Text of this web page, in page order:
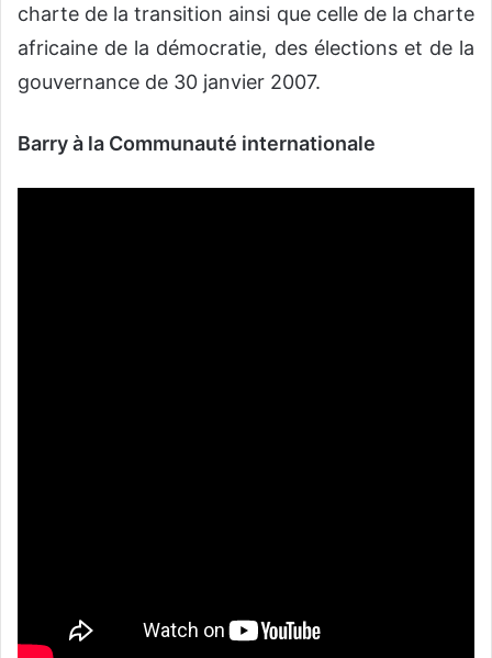
charte de la transition ainsi que celle de la charte
africaine de la démocratie, des élections et de la
gouvernance de 30 janvier 2007.
Barry à la Communauté internationale